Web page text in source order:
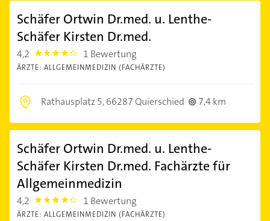
Schäfer Ortwin Dr.med. u. Lenthe-
Schäfer Kirsten Dr.med.
4,2 4.2000003 1 Bewertung
ÄRZTE: ALLGEMEINMEDIZIN (FACHÄRZTE)
Rathausplatz 5,66287 Quierschied 7,4 km
Schäfer Ortwin Dr.med. u. Lenthe-
Schäfer Kirsten Dr.med. Fachärzte für
Allgemeinmedizin
4,2 4.2000003 1 Bewertung
ÄRZTE: ALLGEMEINMEDIZIN (FACHÄRZTE)